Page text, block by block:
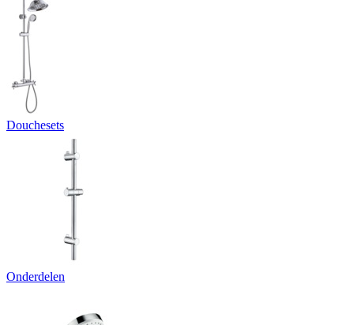
Douchesets
Onderdelen